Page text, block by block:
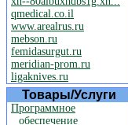
qmedical.co.il
www.arealrus.ru
mebson.ru
femidasurgut.ru
meridian-prom.ru
ligaknives.ru
Товары/Услуги
Программное
обеспечение